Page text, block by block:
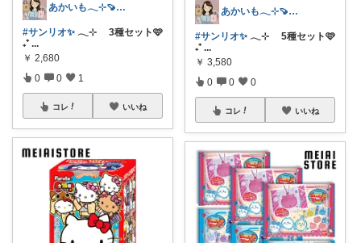
あかいも𓂃⊹🍠8月もよろしくです✨
#サンリオ✨ 𓂃⊹ 3種セット🩷
₊⁺...
￥ 2,680
0 0 1
コレ いいね
あかいも𓂃⊹🍠8月もよろしくです✨
#サンリオ✨ 𓂃⊹ 5種セット🩷
₊⁺...
￥ 3,580
0 0 0
コレ いいね